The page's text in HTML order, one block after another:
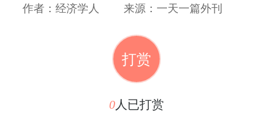
作者：经济学人 来源：一天一篇外刊
打赏
0人已打赏